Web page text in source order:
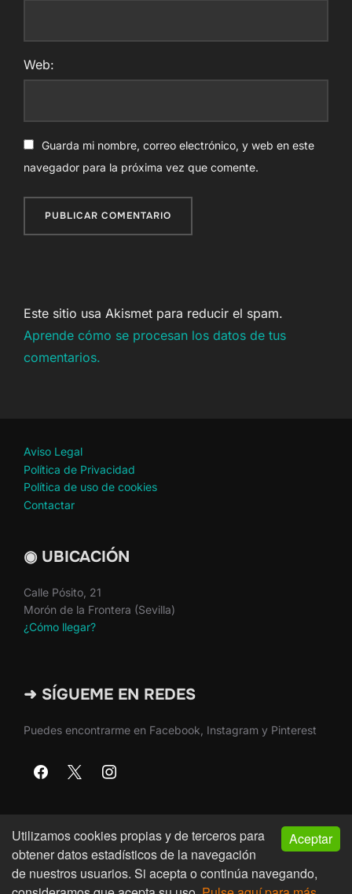
Aceptar
Utilizamos cookies propias y de terceros para
obtener datos estadísticos de la navegación
de nuestros usuarios. Si acepta o continúa navegando,
Web:
Guarda mi nombre, correo electrónico, y web en este
navegador para la próxima vez que comente.
Este sitio usa Akismet para reducir el spam.
Aprende cómo se procesan los datos de tus
comentarios.
Aviso Legal
Política de Privacidad
Política de uso de cookies
Contactar
◉ UBICACIÓN
Calle Pósito, 21
Morón de la Frontera (Sevilla)
¿Cómo llegar?
➜ SÍGUEME EN REDES
Puedes encontrarme en Facebook, Instagram y Pinterest
Copyright © 2026 · Martín Nieto · Morón de la Frontera
(Sevilla)